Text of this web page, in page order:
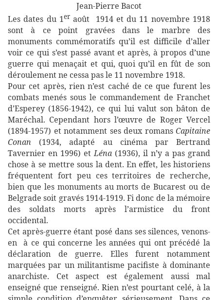
Jean-Pierre Bacot
Les dates du 1eraoût 1914 et du 11 novembre 1918
sont à ce point gravées dans le marbre des
monuments commémoratifs qu’il est difficile d’aller
voir ce qui s’est passé avant et après, à propos d’une
guerre qui menaçait et qui, quoi qu’il en fût de son
déroulement ne cessa pas le 11 novembre 1918.
Pour cet après, rien n’est caché de ce que furent les
combats menés sous le commandement de Franchet
d’Esperey (1856-1942), ce qui lui valut son bâton de
Maréchal. Cependant hors l’œuvre de Roger Vercel
(1894-1957) et notamment ses deux romans Capitaine
Conan (1934, adapté au cinéma par Bertrand
Tavernier en 1996) etLéna (1936), il n’y a pas grand
chose à se mettre sous la dent. En effet, les historiens
fréquentent fort peu ces territoires de recherche,
bien que les monuments au morts de Bucarest ou de
Belgrade soit gravés 1914-1919. Fi donc de la mémoire
des soldats morts après l’armistice du front
occidental.
Cet après-guerre étant posé dans ses silences, venons-
en à ce qui concerne les années qui ont précédé la
déclaration de guerre. Elles furent notamment
marquées par un militantisme pacifiste à dominante
anarchiste. Cet aspect est également aussi mal
enseigné que renseigné. Rien n’est pourtant celé, à la